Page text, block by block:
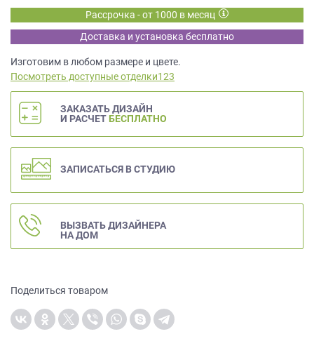
Рассрочка - от 1000 в месяц
Доставка и установка бесплатно
Изготовим в любом размере и цвете.
Посмотреть доступные отделки123
ЗАКАЗАТЬ ДИЗАЙН
И РАСЧЕТ БЕСПЛАТНО
ЗАПИСАТЬСЯ В СТУДИЮ
ВЫЗВАТЬ ДИЗАЙНЕРА
НА ДОМ
Поделиться товаром